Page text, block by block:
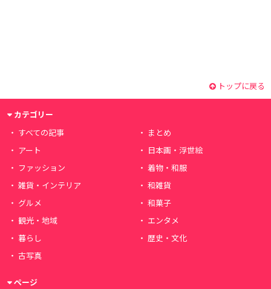
トップに戻る
カテゴリー
すべての記事
まとめ
アート
日本画・浮世絵
ファッション
着物・和服
雑貨・インテリア
和雑貨
グルメ
和菓子
観光・地域
エンタメ
暮らし
歴史・文化
古写真
ページ